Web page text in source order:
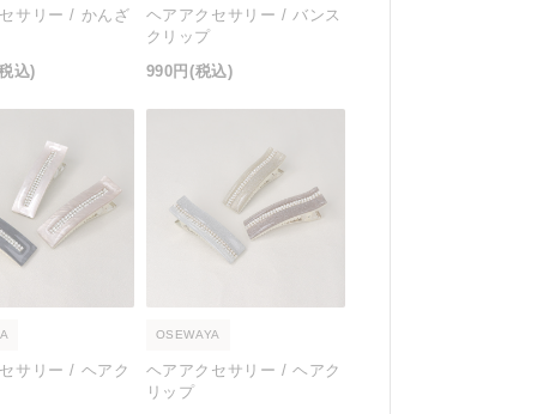
サリー / かんざ
込)
ヘアアクセサリー / バンス
クリップ
990円(税込)
サリー / ヘアク
OSEWAYA
ヘアアクセサリー / ヘアク
リップ